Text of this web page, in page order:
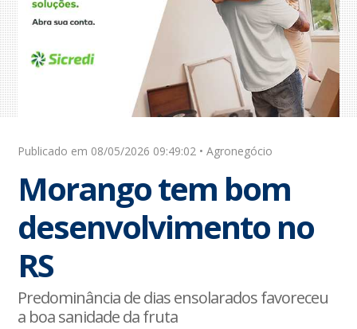
Publicado em 08/05/2026 09:49:02 • Agronegócio
Morango tem bom
desenvolvimento no
RS
Predominância de dias ensolarados favoreceu
a boa sanidade da fruta